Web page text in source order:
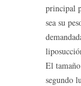
principal
sea su
El
segundo